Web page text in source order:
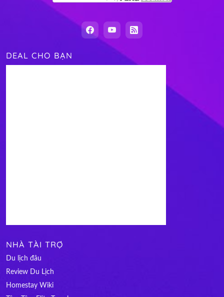
DEAL CHO BẠN
NHÀ TÀI TRỢ
Du lịch đâu
Review Du Lịch
Homestay Wiki